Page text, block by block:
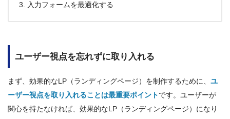
入力フォームを最適化する
ユーザー視点を忘れずに取り入れる
まず、効果的なLP（ランディングページ）を制作するために、 ユ
ーザー視点を取り入れることは最重要ポイントです。ユーザーが
関心を持たなければ、効果的なLP（ランディングページ）になり